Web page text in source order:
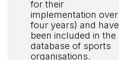
for their
implementation over
four years) and have
been included in the
database of sports
organisations.